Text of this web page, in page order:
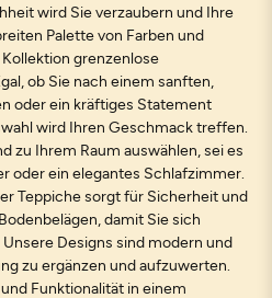
wird Sie verzaubern und Ihre
Palette von Farben und
grenzenlose
ob Sie nach einem sanften,
oder ein kräftiges Statement
wird Ihren Geschmack treffen.
zu Ihrem Raum auswählen, sei es
oder ein elegantes Schlafzimmer.
Teppiche sorgt für Sicherheit und
damit Sie sich
Designs sind modern und
zu ergänzen und aufzuwerten.
Funktionalität in einem